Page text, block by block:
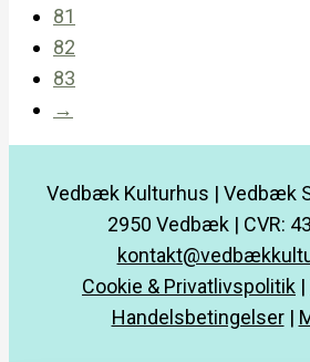
81
82
83
→
Vedbæk Kulturhus | Vedbæk
2950 Vedbæk | CVR:
Cookie & Privatlivspolitik |
Handelsbetingelser|